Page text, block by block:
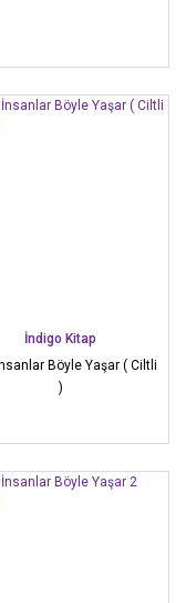
İndigo Kitap
Böyle Yaşar ( Ciltli
)